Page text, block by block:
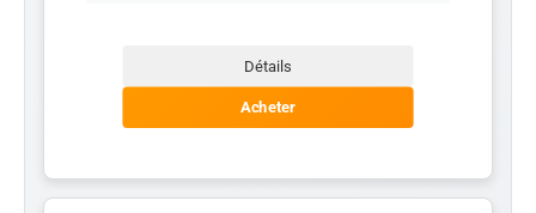
Détails
Acheter